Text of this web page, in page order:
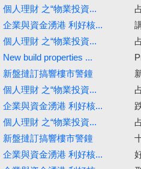
個人理財 之“物業投資...
企業與資金湧港 利好核...
個人理財 之“物業投資...
New build properties ...
新盤撻訂搞響樓市警鐘
個人理財 之“物業投資...
企業與資金湧港 利好核...
個人理財 之“物業投資...
新盤撻訂搞響樓市警鐘
企業與資金湧港 利好核...